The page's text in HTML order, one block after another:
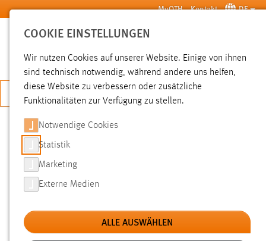
Zum Hauptinhalt springen MyOTH Kontakt DE
SUCHE
JETZT BEWERBEN
SUCHE
FILTER
Typ
COOKIE EINSTELLUNGEN
Wir nutzen Cookies auf unserer Website. Einige von ihnen
sind technisch notwendig, während andere uns helfen,
diese Website zu verbessern oder zusätzliche
Funktionalitäten zur Verfügung zu stellen.
Notwendige Cookies
Statistik
Marketing
Externe Medien
ALLE AUSWÄHLEN